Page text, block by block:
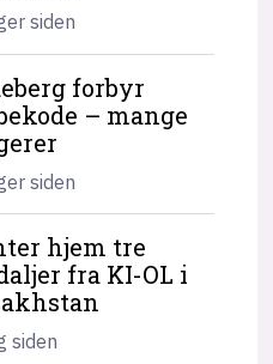
siden
forbyr
– mange
siden
hjem tre
fra KI-OL i
siden